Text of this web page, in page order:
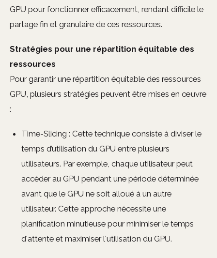
GPU pour fonctionner efficacement, rendant difficile le
partage fin et granulaire de ces ressources.
Stratégies pour une répartition équitable des
ressources
Pour garantir une répartition équitable des ressources
GPU, plusieurs stratégies peuvent être mises en œuvre
:
Time-Slicing : Cette technique consiste à diviser le
temps d’utilisation du GPU entre plusieurs
utilisateurs. Par exemple, chaque utilisateur peut
accéder au GPU pendant une période déterminée
avant que le GPU ne soit alloué à un autre
utilisateur. Cette approche nécessite une
planification minutieuse pour minimiser le temps
d'attente et maximiser l'utilisation du GPU.